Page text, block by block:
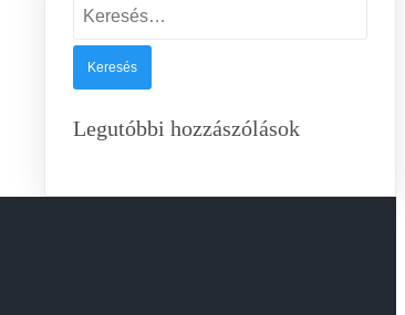
Legutóbbi hozzászólások